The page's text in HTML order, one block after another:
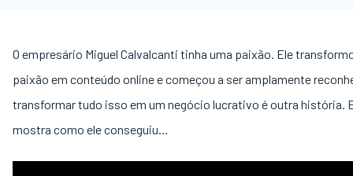
O empresário Miguel Calvalcanti tinha uma paixão. Ele
paixão em conteúdo online e começou a ser amplamente
transformar tudo isso em um negócio lucrativo é outra história.
mostra como ele conseguiu…